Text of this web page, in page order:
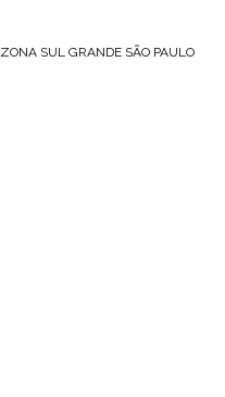
ZONA SUL GRANDE SÃO PAULO